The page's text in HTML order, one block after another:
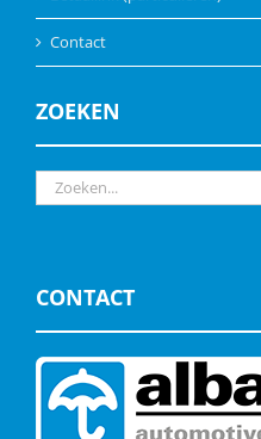
Contact
ZOEKEN
Zoeken
naar:
CONTACT